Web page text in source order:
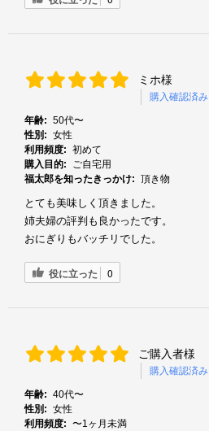
ミホ様
購入確認済み
年齢: 50代〜
性別: 女性
利用頻度: 初めて
購入目的:
ご自宅用
福太郎を知ったきっかけ: 頂き物
とても美味しく頂きました。
姉夫婦の評判も良かったです。
おにぎりもバッチリでした。
役に立った 0
ご購入者様
購入確認済み
年齢: 40代〜
性別: 女性
利用頻度: 〜1ヶ月未満